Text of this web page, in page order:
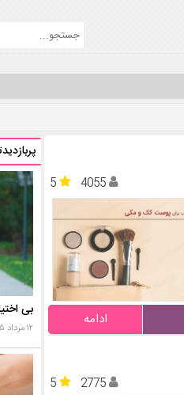
5
4055
ادامه
5
2775
۱۲ مرداد ۱۴۰۵ - ۱۴:۱۶